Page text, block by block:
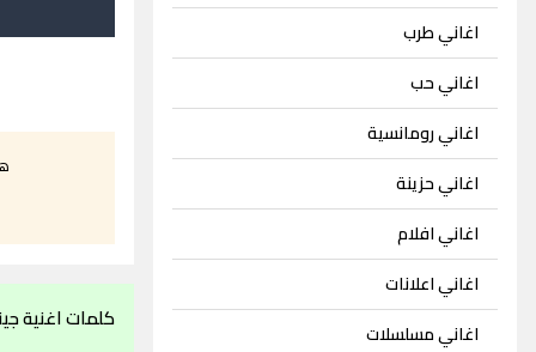
اغاني طرب
اغاني حب
اغاني رومانسية
اغاني حزينة
اغاني افلام
اغاني اعلانات
اغاني مسلسلات
كلمات اغنية